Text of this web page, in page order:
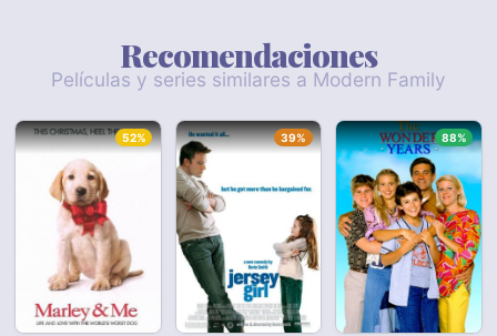
Recomendaciones
Películas y series similares a Modern Family
52% 39% 88%